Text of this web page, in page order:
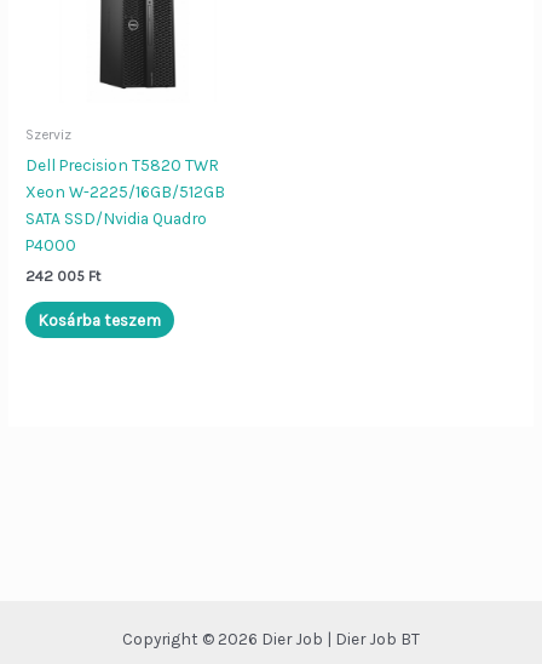
Szerviz
Dell Precision T5820 TWR
Xeon W-2225/16GB/512GB
SATA SSD/Nvidia Quadro
P4000
242 005 Ft
Kosárba teszem
Copyright © 2026 Dier Job | Dier Job BT
Dier Job asszisztens
„Lenovo L570”), vagy kérdezd:
„Nyitvatartás”, „ÁSZF”, „Adatvédelem”.